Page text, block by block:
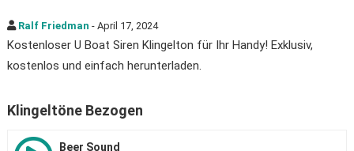
Ralf Friedman - April 17, 2024
Kostenloser U Boat Siren Klingelton für Ihr Handy! Exklusiv,
kostenlos und einfach herunterladen.
Klingeltöne Bezogen
Beer Sound